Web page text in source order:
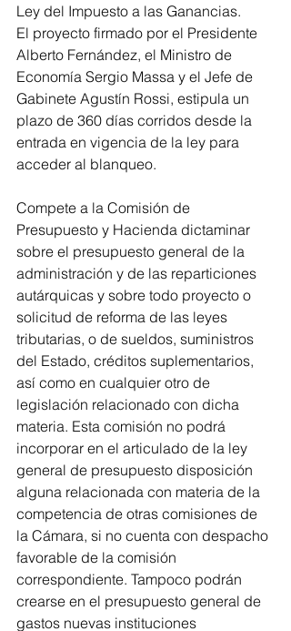
Ley del Impuesto a las Ganancias.
El proyecto firmado por el Presidente
Alberto Fernández, el Ministro de
Economía Sergio Massa y el Jefe de
Gabinete Agustín Rossi, estipula un
plazo de 360 días corridos desde la
entrada en vigencia de la ley para
acceder al blanqueo.
Compete a la Comisión de
Presupuesto y Hacienda dictaminar
sobre el presupuesto general de la
administración y de las reparticiones
autárquicas y sobre todo proyecto o
solicitud de reforma de las leyes
tributarias, o de sueldos, suministros
del Estado, créditos suplementarios,
así como en cualquier otro de
legislación relacionado con dicha
materia. Esta comisión no podrá
incorporar en el articulado de la ley
general de presupuesto disposición
alguna relacionada con materia de la
competencia de otras comisiones de
la Cámara, si no cuenta con despacho
favorable de la comisión
correspondiente. Tampoco podrán
crearse en el presupuesto general de
gastos nuevas instituciones